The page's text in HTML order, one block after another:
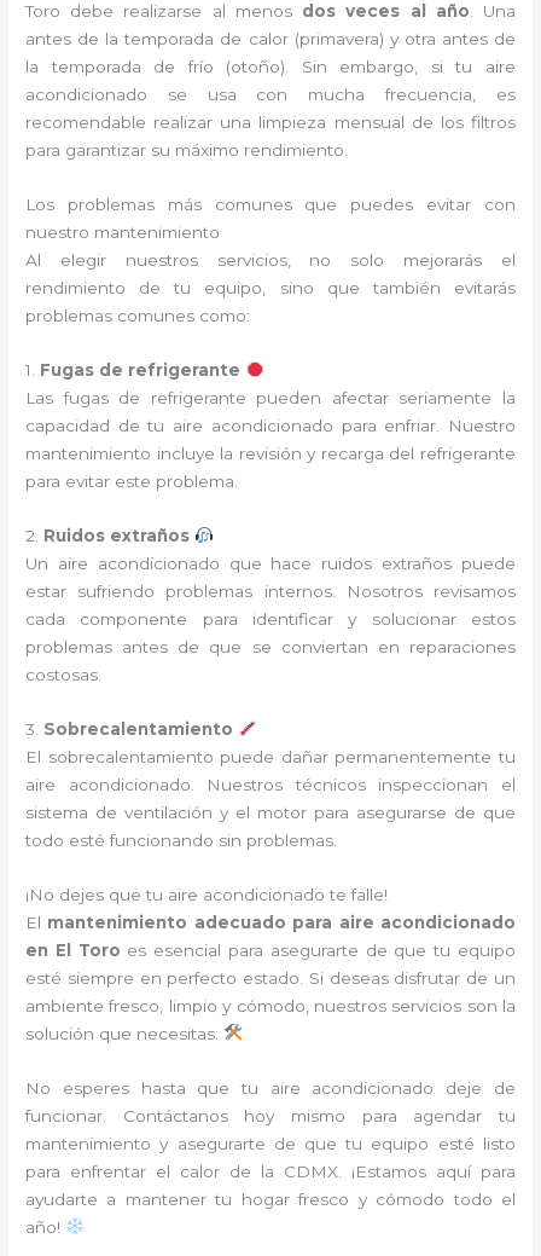
Toro debe realizarse al menos dos veces al año. Una
antes de la temporada de calor (primavera) y otra antes de
la temporada de frío (otoño). Sin embargo, si tu aire
acondicionado se usa con mucha frecuencia, es
recomendable realizar una limpieza mensual de los filtros
para garantizar su máximo rendimiento.
Los problemas más comunes que puedes evitar con
nuestro mantenimiento
Al elegir nuestros servicios, no solo mejorarás el
rendimiento de tu equipo, sino que también evitarás
problemas comunes como:
1. Fugas de refrigerante
Las fugas de refrigerante pueden afectar seriamente la
capacidad de tu aire acondicionado para enfriar. Nuestro
mantenimiento incluye la revisión y recarga del refrigerante
para evitar este problema.
2. Ruidos extraños
Un aire acondicionado que hace ruidos extraños puede
estar sufriendo problemas internos. Nosotros revisamos
cada componente para identificar y solucionar estos
problemas antes de que se conviertan en reparaciones
costosas.
3. Sobrecalentamiento
El sobrecalentamiento puede dañar permanentemente tu
aire acondicionado. Nuestros técnicos inspeccionan el
sistema de ventilación y el motor para asegurarse de que
todo esté funcionando sin problemas.
¡No dejes que tu aire acondicionado te falle!
El mantenimiento adecuado para aire acondicionado
en El Toro es esencial para asegurarte de que tu equipo
esté siempre en perfecto estado. Si deseas disfrutar de un
ambiente fresco, limpio y cómodo, nuestros servicios son la
solución que necesitas.
No esperes hasta que tu aire acondicionado deje de
funcionar. Contáctanos hoy mismo para agendar tu
mantenimiento y asegurarte de que tu equipo esté listo
para enfrentar el calor de la CDMX. ¡Estamos aquí para
ayudarte a mantener tu hogar fresco y cómodo todo el
año!